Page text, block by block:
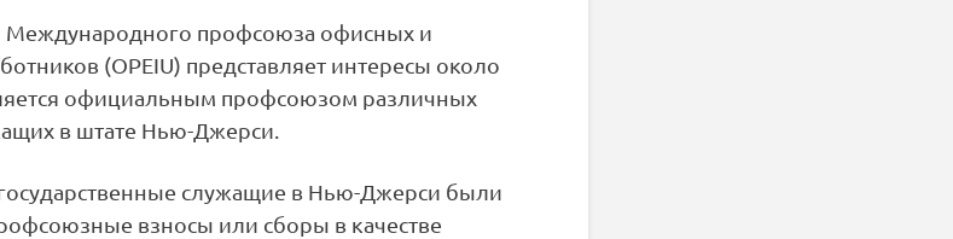
Международного профсоюза офисных и
(OPEIU) представляет интересы около
официальным профсоюзом различных
в штате Нью-Джерси.
служащие в Нью-Джерси были
взносы или сборы в качестве